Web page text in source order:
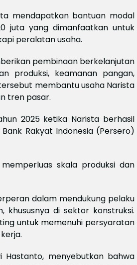
mendapatkan bantuan modal
juta yang dimanfaatkan untuk
peralatan usaha.
pembinaan berkelanjutan
produksi, keamanan pangan,
membantu usaha Narista
tren pasar.
2025 ketika Narista berhasil
Rakyat Indonesia (Persero)
skala produksi dan
dalam mendukung pelaku
di sektor konstruksi.
untuk memenuhi persyaratan
Hastanto, menyebutkan bahwa